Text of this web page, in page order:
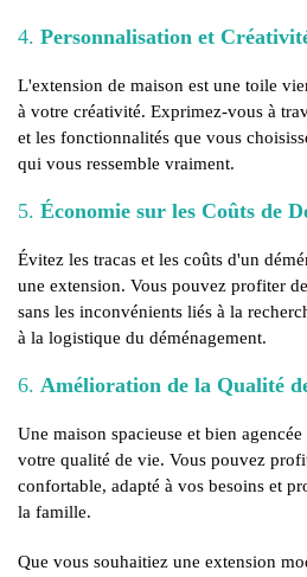
4. Personnalisation et
L'extension de maison est une toile
à votre créativité. Exprimez-vous à
et les fonctionnalités que vous
qui vous ressemble vraiment.
5. Économie sur les Coûts de
Évitez les tracas et les coûts d'un
une extension. Vous pouvez profiter
sans les inconvénients liés à la
à la logistique du déménagement.
6. Amélioration de la Qualité
Une maison spacieuse et bien
votre qualité de vie. Vous pouvez
confortable, adapté à vos besoins et
la famille.
Que vous souhaitiez une extension